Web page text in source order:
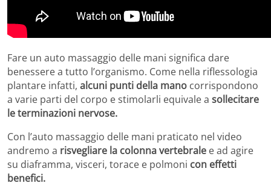
Fare un auto massaggio delle mani significa dare
benessere a tutto l’organismo. Come nella riflessologia
plantare infatti, alcuni punti della mano corrispondono
a varie parti del corpo e stimolarli equivale a sollecitare
le terminazioni nervose.
Con l’auto massaggio delle mani praticato nel video
andremo a risvegliare la colonna vertebrale e ad agire
su diaframma, visceri, torace e polmoni con effetti
benefici.